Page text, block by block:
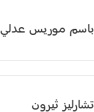
باسم موريس عدلي
تشارليز ثيرون